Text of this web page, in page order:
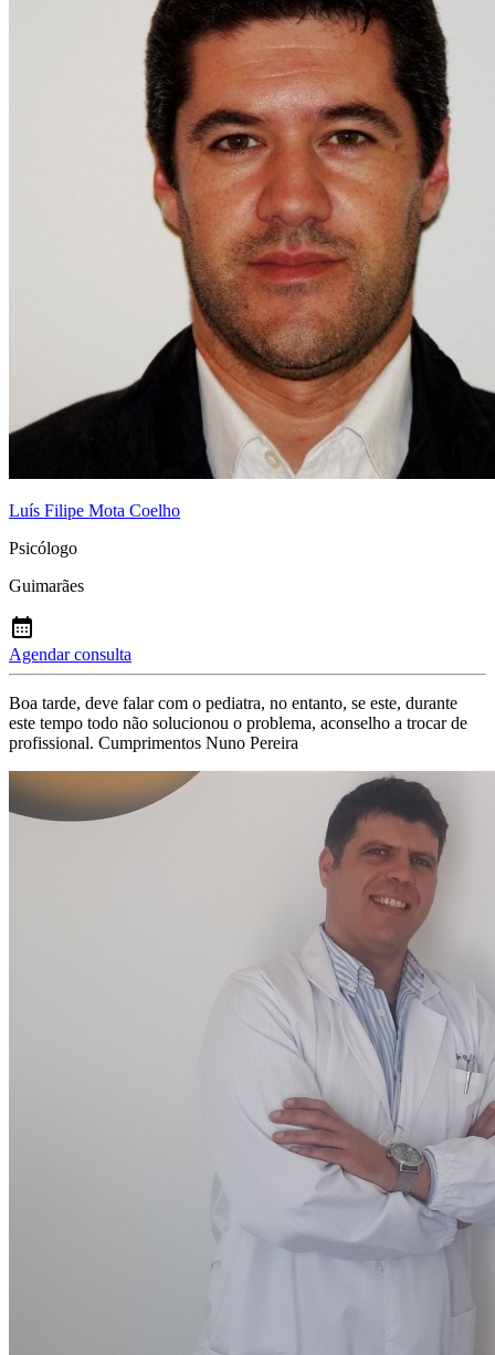
Luís Filipe Mota Coelho
Psicólogo
Guimarães
Agendar consulta
Boa tarde, deve falar com o pediatra, no entanto, se este, durante
este tempo todo não solucionou o problema, aconselho a trocar de
profissional. Cumprimentos Nuno Pereira